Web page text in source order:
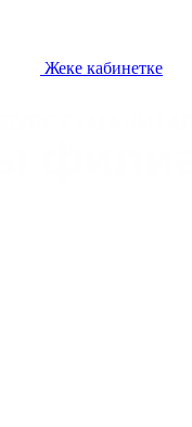
Жеке кабинетке